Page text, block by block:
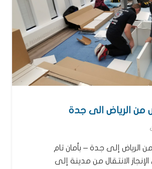
الرياض الى جدة
إلى جدة – بأمان تام
الانتقال من مدينة إلى